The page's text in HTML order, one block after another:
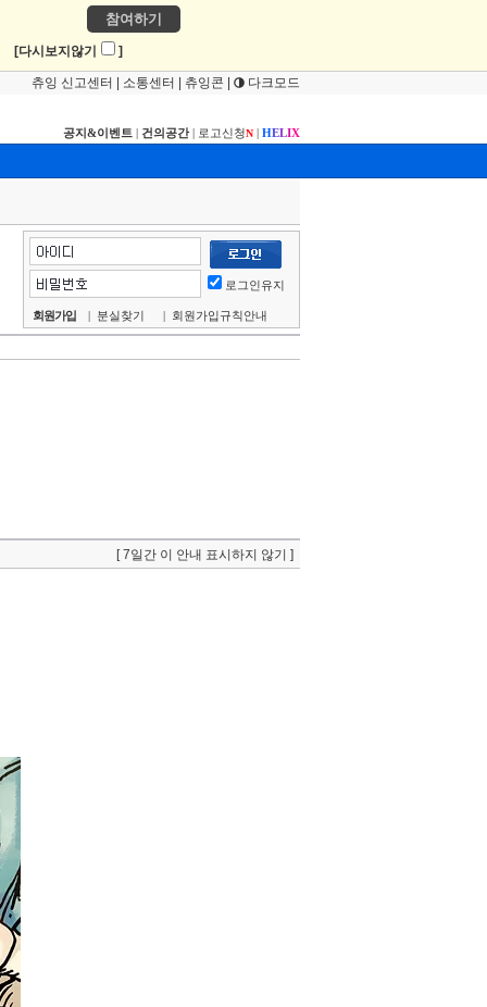
참여하기
[다시보지않기 ]
츄잉 신고센터 소통센터 츄잉콘 다크모드
공지&이벤트 | 건의공간| 로고신청N | HELIX
로그인유지
회원가입 | 분실찾기 | 회원가입규칙안내
[ 7일간 이 안내 표시하지 않기 ]